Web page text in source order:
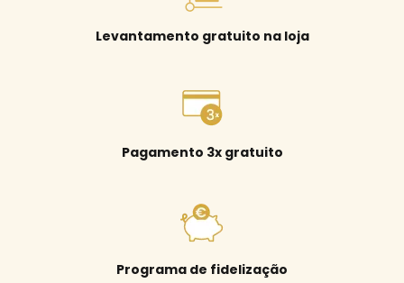
Levantamento gratuito na loja
Pagamento 3x gratuito
Programa de fidelização